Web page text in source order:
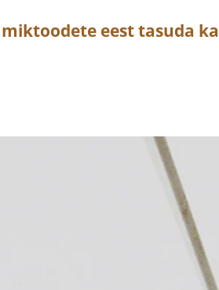
eest tasuda ka